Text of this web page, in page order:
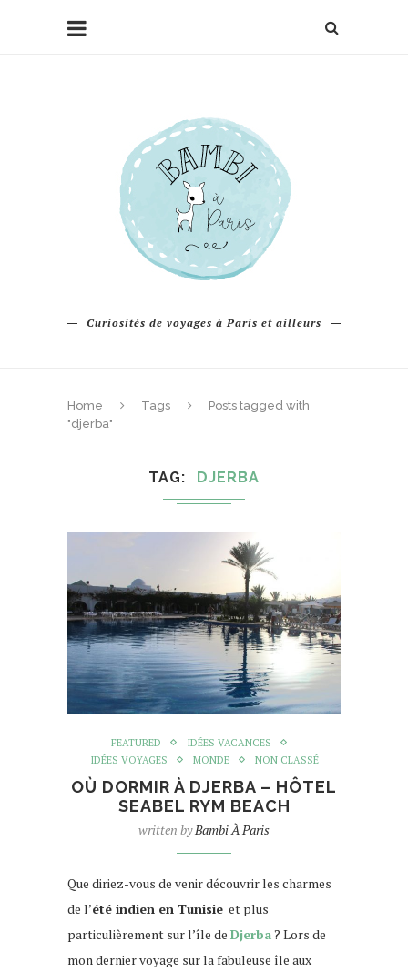
Curiosités de voyages à Paris et ailleurs
Home Tags
Posts tagged with
"djerba"
TAG DJERBA
FEATURED
IDÉES VACANCES
IDÉES VOYAGES
MONDE NON CLASSÉ
OÙ DORMIR À DJERBA – HÔTEL
SEABEL RYM BEACH
written byBambi À Paris
Que diriez-vous de venir découvrir les charmes
de l’été indien en Tunisie et plus
particulièrement sur l’île de Djerba? Lors de
mon dernier voyage sur la fabuleuse île aux